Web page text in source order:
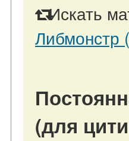
Искать
Либмонстр
(для